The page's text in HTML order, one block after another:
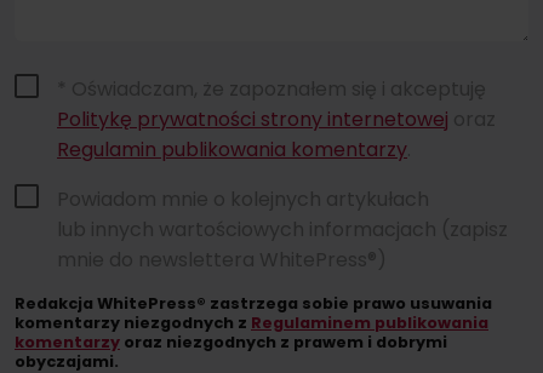
* Oświadczam, że zapoznałem się i akceptuję
Politykę prywatności strony internetowej oraz
Regulamin publikowania komentarzy
Powiadom mnie o kolejnych artykułach
lub innych wartościowych informacjach (zapisz
mnie do newslettera WhitePress®)
Redakcja WhitePress® zastrzega sobie prawo usuwania
komentarzy niezgodnych z Regulaminem publikowania
komentarzy oraz niezgodnych z prawem i dobrymi
obyczajami.